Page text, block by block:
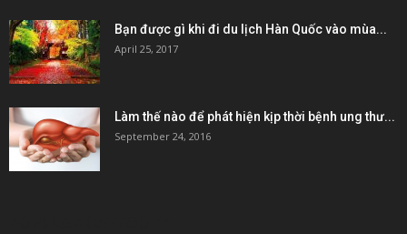
Bạn được gì khi đi du lịch Hàn Quốc vào mùa...
April 25, 2017
Làm thế nào để phát hiện kịp thời bệnh ung thư...
September 24, 2016